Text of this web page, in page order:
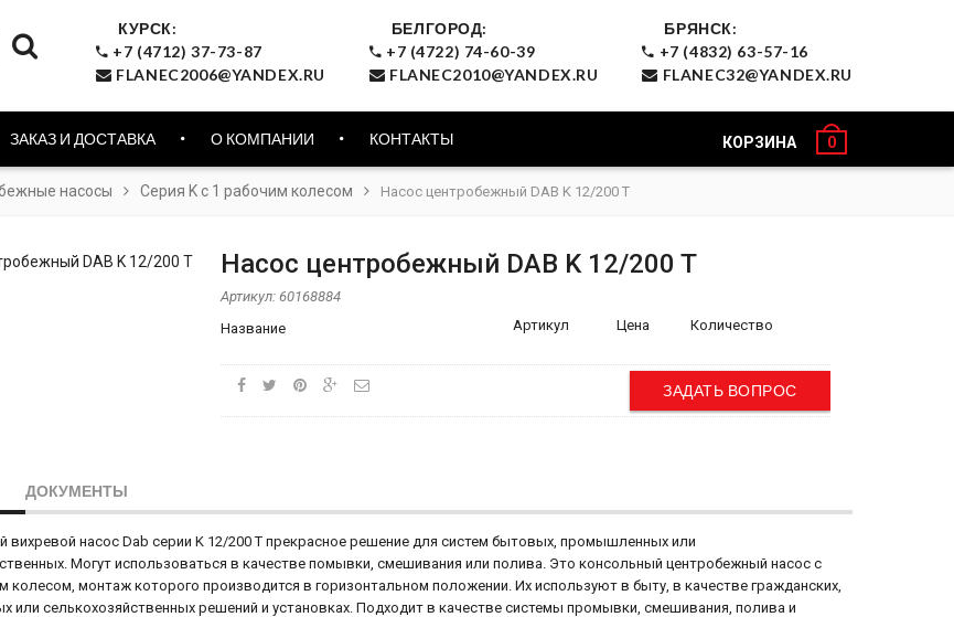
КУРСК:
+7 (4712) 37-73-87
FLANEC2006@YANDEX.RU
БЕЛГОРОД:
+7 (4722) 74-60-39
FLANEC2010@YANDEX.RU
БРЯНСК:
+7 (4832) 63-57-16
FLANEC32@YANDEX.RU
ЗАКАЗ И ДОСТАВКА О КОМПАНИИ КОНТАКТЫ КОРЗИНА 0
насосы Серия K с 1 рабочим колесом Насос центробежный DAB K 12/200 T
Насос центробежный DAB K 12/200 T
Артикул: 60168884
Название
Артикул Цена Количество
ЗАДАТЬ ВОПРОС
ДОКУМЕНТЫ
вихревой насос Dab серии K 12/200 T прекрасное решение для систем бытовых, промышленных или
Могут использоваться в качестве помывки, смешивания или полива. Это консольный центробежный насос с
колесом, монтаж которого производится в горизонтальном положении. Их используют в быту, в качестве гражданских,
или селькохозяйcтвенных решений и установках. Подходит в качестве системы промывки, смешивания, полива и